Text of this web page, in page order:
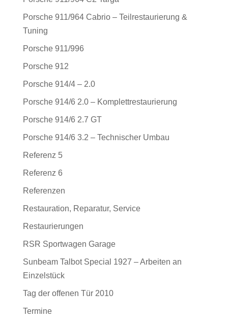
Porsche 911/964 Cabrio – Teilrestaurierung &
Tuning
Porsche 911/996
Porsche 912
Porsche 914/4 – 2.0
Porsche 914/6 2.0 – Komplettrestaurierung
Porsche 914/6 2.7 GT
Porsche 914/6 3.2 – Technischer Umbau
Referenz 5
Referenz 6
Referenzen
Restauration, Reparatur, Service
Restaurierungen
RSR Sportwagen Garage
Sunbeam Talbot Special 1927 – Arbeiten an
Einzelstück
Tag der offenen Tür 2010
Termine